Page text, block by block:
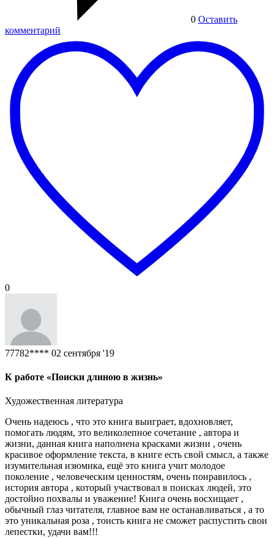
0 Оставить
комментарий
0
77782**** 02 сентября '19
К работе «Поиски длиною в жизнь»
Художественная литература
Очень надеюсь , что это книга выиграет, вдохновляет,
помогать людям, это великолепное сочетание , автора и
жизни, данная книга наполнена красками жизни , очень
красивое оформление текста, в книге есть свой смысл, а также
изумительная изюмика, ещё это книга учит молодое
поколение , человеческим ценностям, очень понравилось ,
история автора , который участвовал в поисках людей, это
достойно похвалы и уважение! Книга очень восхищает ,
обычный глаз читателя, главное вам не останавливаться , а то
это уникальная роза , тоисть книга не сможет распустить свои
лепестки, удачи вам!!!